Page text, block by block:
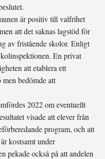
är positiv till valfrihet
att det saknas lagstöd för
av fristående skolor. Enligt
En privat
att etablera ett
bedömde att
2022 om eventuellt
visade att elever från
program, och att
kostsamt under
pekade också på att andelen